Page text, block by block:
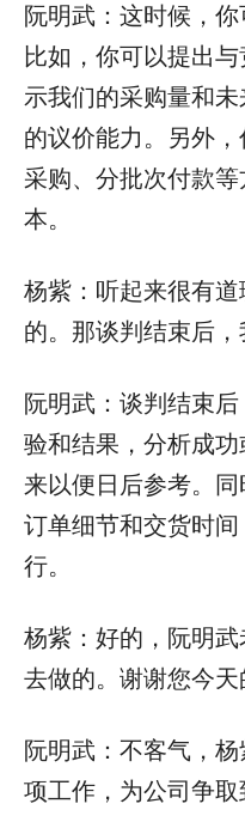
阮明武：这时候，你
比如，你可以提出
示我们的采购量和
的议价能力。另外
采购、分批次付款
本。
杨紫：听起来很有
的。那谈判结束后
阮明武：谈判结束
验和结果，分析成
来以便日后参考。
订单细节和交货时
行。
杨紫：好的，阮明
去做的。谢谢您今天
阮明武：不客气，
项工作，为公司争